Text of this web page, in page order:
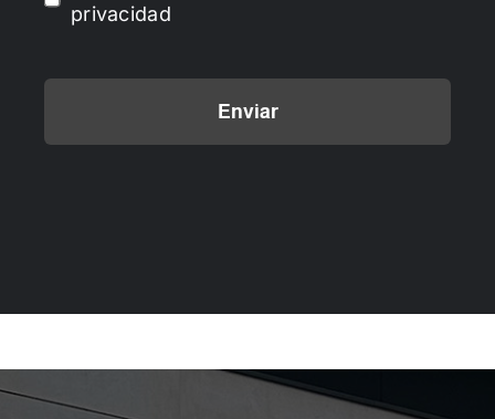
privacidad
Enviar